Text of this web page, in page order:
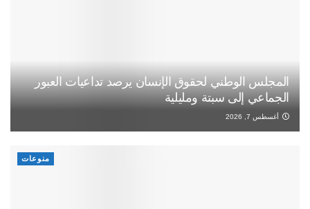
المجلس الوطني لحقوق الإنسان يرصد تداعيات العبور
الجماعي إلى سبتة ومليلية
أغسطس 7, 2026
منوعات